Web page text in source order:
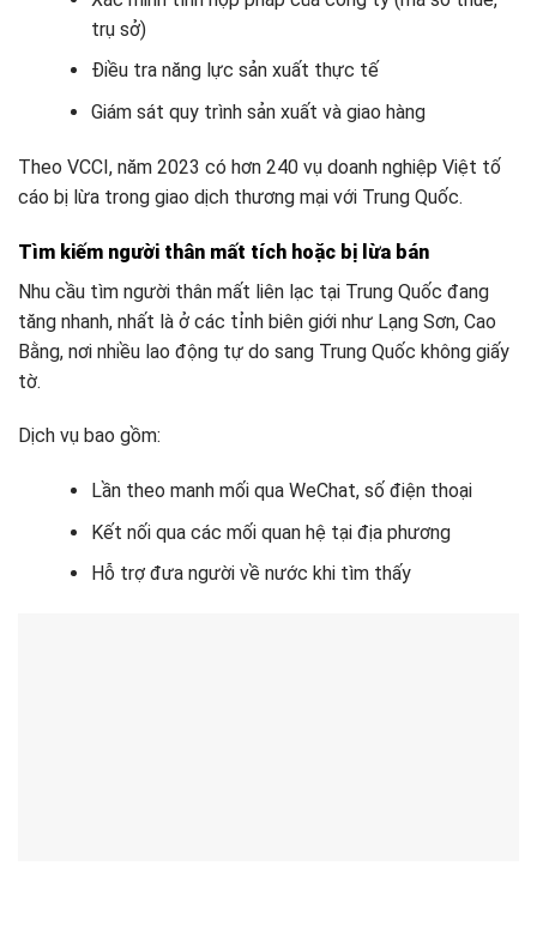
trụ sở)
Điều tra năng lực sản xuất thực tế
Giám sát quy trình sản xuất và giao hàng
Theo VCCI, năm 2023 có hơn 240 vụ doanh nghiệp Việt tố
cáo bị lừa trong giao dịch thương mại với Trung Quốc.
Tìm kiếm người thân mất tích hoặc bị lừa bán
Nhu cầu tìm người thân mất liên lạc tại Trung Quốc đang
tăng nhanh, nhất là ở các tỉnh biên giới như Lạng Sơn, Cao
Bằng, nơi nhiều lao động tự do sang Trung Quốc không giấy
tờ.
Dịch vụ bao gồm:
Lần theo manh mối qua WeChat, số điện thoại
Kết nối qua các mối quan hệ tại địa phương
Hỗ trợ đưa người về nước khi tìm thấy